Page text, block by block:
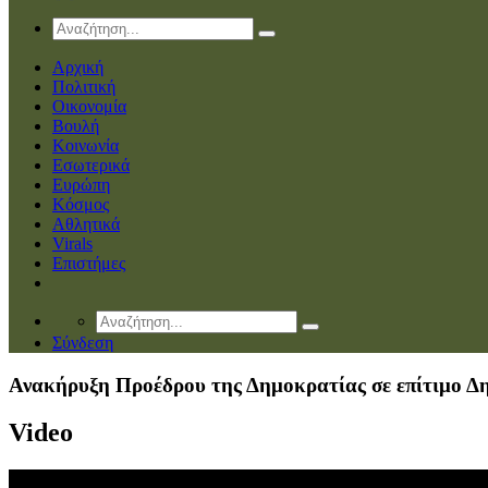
Αρχική
Πολιτική
Οικονομία
Βουλή
Κοινωνία
Εσωτερικά
Ευρώπη
Κόσμος
Αθλητικά
Virals
Επιστήμες
Σύνδεση
Ανακήρυξη Προέδρου της Δημοκρατίας σε επίτιμο
Video